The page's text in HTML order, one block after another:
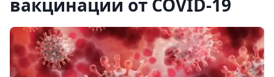
вакцинации от COVID-19